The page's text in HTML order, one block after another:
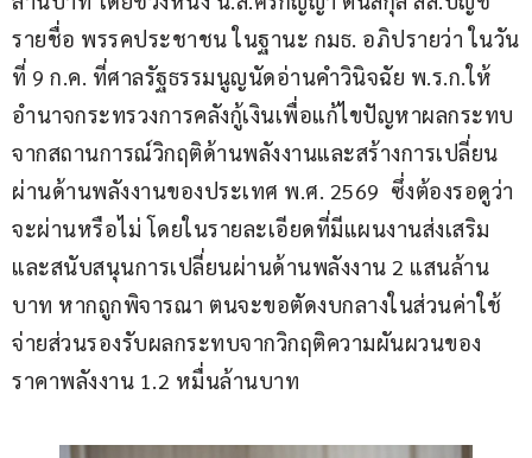
รายชื่อ พรรคประชาชน ในฐานะ กมธ. อภิปรายว่า ในวัน
ที่ 9 ก.ค. ที่ศาลรัฐธรรมนูญนัดอ่านคำวินิจฉัย พ.ร.ก.ให้
อำนาจกระทรวงการคลังกู้เงินเพื่อแก้ไขปัญหาผลกระทบ
จากสถานการณ์วิกฤติด้านพลังงานและสร้างการเปลี่ยน
ผ่านด้านพลังงานของประเทศ พ.ศ. 2569  ซึ่งต้องรอดูว่า
จะผ่านหรือไม่ โดยในรายละเอียดที่มีแผนงานส่งเสริม
และสนับสนุนการเปลี่ยนผ่านด้านพลังงาน 2 แสนล้าน
บาท หากถูกพิจารณา ตนจะขอตัดงบกลางในส่วนค่าใช้
จ่ายส่วนรองรับผลกระทบจากวิกฤติความผันผวนของ
ราคาพลังงาน 1.2 หมื่นล้านบาท